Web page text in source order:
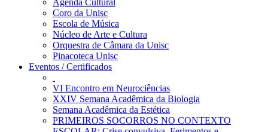
Coro da Unisc
Escola de Música
Núcleo de Arte e Cultura
Orquestra de Câmara da Unisc
Pinacoteca Unisc
Eventos / Certificados
VI Encontro em Neurociências
XXIV Semana Acadêmica da Biologia
Semana Acadêmica da Estética
PRIMEIROS SOCORROS NO CONTEXTO